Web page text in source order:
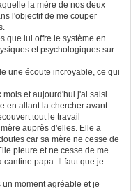
la mère de nos deux
l'objectif de me couper
que lui offre le système en
et psychologiques sur
une écoute incroyable, ce qui
et aujourd'hui j'ai saisi
en allant la chercher avant
tout le travail
auprès d'elles. Elle a
car sa mère ne cesse de
pleure et ne cesse de me
cantine papa. Il faut que je
moment agréable et je